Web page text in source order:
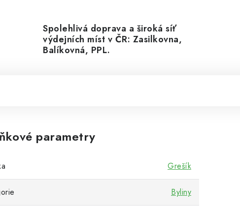
Spolehlivá doprava a široká síť
výdejních míst v ČR: Zasilkovna,
Balíkovná, PPL.
parametry
Grešík
Byliny